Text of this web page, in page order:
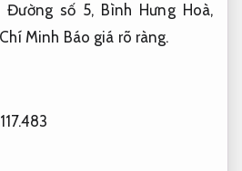
Đường số 5, Bình Hưng Hoà,
Minh Báo giá rõ ràng.